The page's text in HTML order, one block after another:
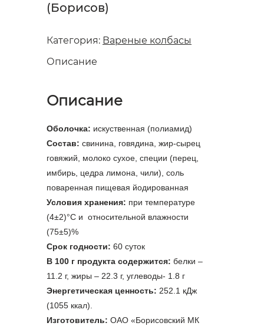
(Борисов)
Категория: Вареные колбасы
Описание
Описание
Оболочка: искуственная (полиамид)
Состав: свинина, говядина, жир-сырец
говяжий, молоко сухое, специи (перец,
имбирь, цедра лимона, чили), соль
поваренная пищевая йодированная
Условия хранения: при температуре
(4±2)°С и относительной влажности
(75±5)%
Срок годности: 60 суток
В 100 г продукта содержится: белки –
11.2 г, жиры – 22.3 г, углеводы- 1.8 г
Энергетическая ценность: 252.1 кДж
(1055 ккал).
Изготовитель: ОАО «Борисовский МК